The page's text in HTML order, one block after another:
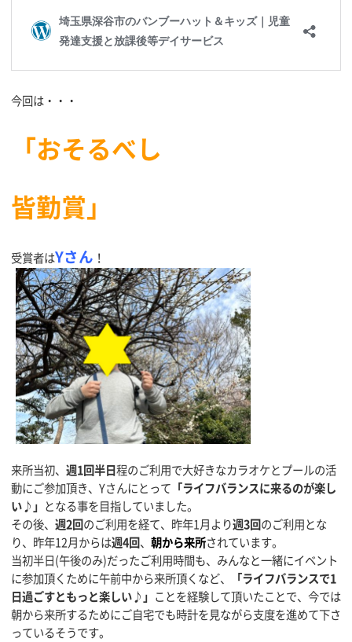
今回は・・・
「おそるべし
皆勤賞」
受賞者はYさん ！
来所当初、 週1回半日程のご利用で大好きなカラオケとプールの活
動にご参加頂き、Yさんにとって 「ライフバランスに来るのが楽し
い♪」 となる事を目指していました。
その後、 週2回のご利用を経て、昨年1月より週3回のご利用とな
り、昨年12月からは週4回、 朝から来所されています。
当初半日(午後のみ)だったご利用時間も、みんなと一緒にイベント
に参加頂くために午前中から来所頂くなど、
「ライフバランスで1
日過ごすともっと楽しい♪」 ことを経験して頂いたことで、今では
朝から来所するためにご自宅でも時計を見ながら支度を進めて下さ
っているそうです。